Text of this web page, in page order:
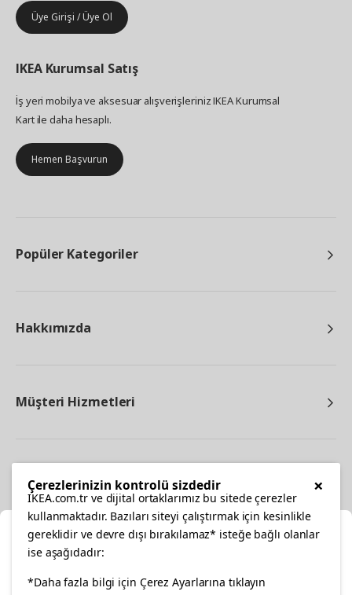
Üye Girişi / Üye Ol
IKEA Kurumsal Satış
İş yeri mobilya ve aksesuar alışverişleriniz IKEA Kurumsal
Kart ile daha hesaplı.
Hemen Başvurun
Popüler Kategoriler
Hakkımızda
Müşteri Hizmetleri
facebooktwitterinstagrampinterestyoutube
Konumunuzu Seçin
×
Çerezlerinizin kontrolü sizdedir
IKEA.com.tr ve dijital ortaklarımız bu sitede çerezler
kullanmaktadır. Bazıları siteyi çalıştırmak için kesinlikle
gereklidir ve devre dışı bırakılamaz* isteğe bağlı olanlar
ise aşağıdadır:
*Daha fazla bilgi için Çerez Ayarlarına tıklayın